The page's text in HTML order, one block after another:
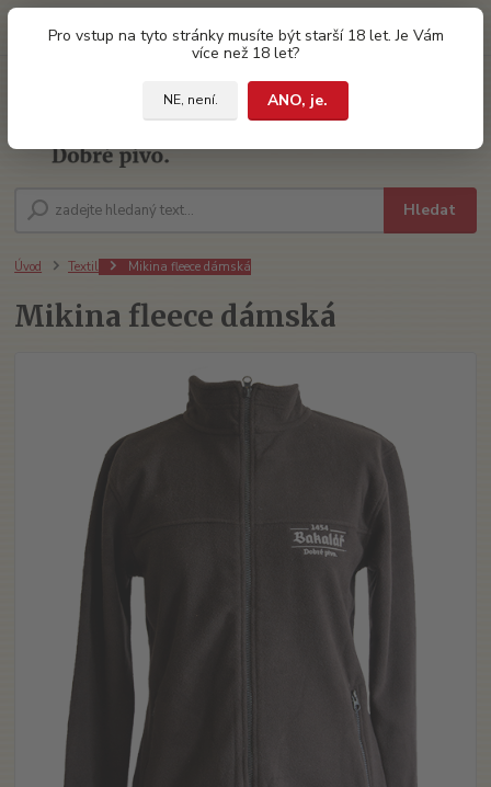
Pro vstup na tyto stránky musíte být starší 18 let. Je Vám
více než 18 let?
NE, není.
ANO, je.
Hledat
za0 Kč
Úvod Textil Mikina fleece dámská
Mikina fleece dámská